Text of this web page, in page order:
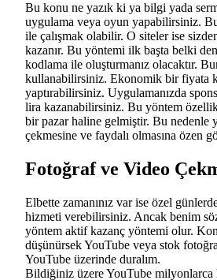
Bu konu ne yazık ki ya bilgi yada
uygulama veya oyun yapabilirsiniz.
ile çalışmak olabilir. O siteler ise
kazanır. Bu yöntemi ilk başta belki
kodlama ile oluşturmanız olacaktır.
kullanabilirsiniz. Ekonomik bir fiyata
yaptırabilirsiniz. Uygulamanızda
lira kazanabilirsiniz. Bu yöntem
bir pazar haline gelmiştir. Bu nedenle
çekmesine ve faydalı olmasına özen
Fotoğraf ve Video
Elbette zamanınız var ise özel
hizmeti verebilirsiniz. Ancak benim
yöntem aktif kazanç yöntemi olur.
düşünürsek YouTube veya stok
YouTube üzerinde duralım.
Bildiğiniz üzere YouTube milyonlarca